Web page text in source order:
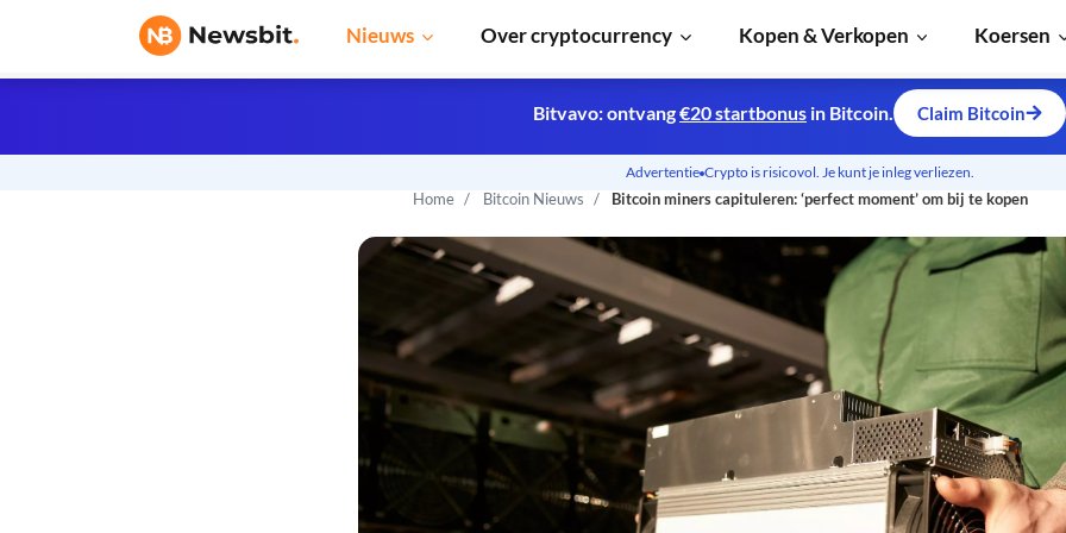
Nieuws Over cryptocurrency Kopen & Verkopen Koersen
Home Bitcoin Nieuws Bitcoin miners capituleren: ‘perfect moment’ om bij te kopen
Bitvavo: ontvang€20 startbonus in Bitcoin. Claim Bitcoin
Advertentie Crypto is risicovol. Je kunt je inleg verliezen.